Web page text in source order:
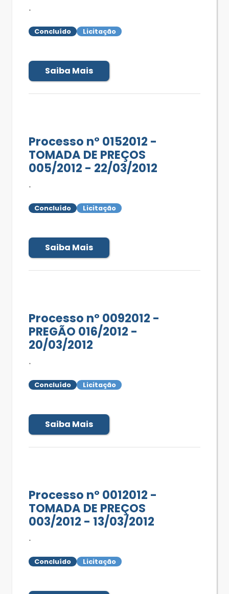
.
Concluído Licitação
Saiba Mais
Processo nº 0152012 -
TOMADA DE PREÇOS
005/2012 - 22/03/2012
.
Concluído Licitação
Saiba Mais
Processo nº 0092012 -
PREGÃO 016/2012 -
20/03/2012
.
Concluído Licitação
Saiba Mais
Processo nº 0012012 -
TOMADA DE PREÇOS
003/2012 - 13/03/2012
.
Concluído Licitação